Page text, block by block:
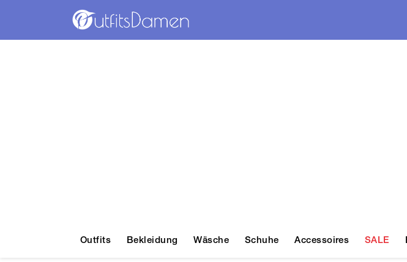
Outfits Bekleidung Wäsche Schuhe Accessoires SALE